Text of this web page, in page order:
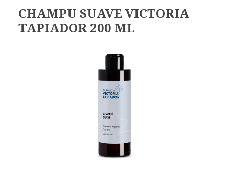
CHAMPU SUAVE VICTORIA
TAPIADOR 200 ML